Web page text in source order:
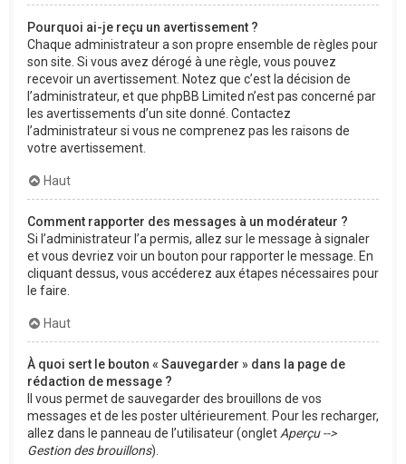
Pourquoi ai-je reçu un avertissement ?
Chaque administrateur a son propre ensemble de règles pour
son site. Si vous avez dérogé à une règle, vous pouvez
recevoir un avertissement. Notez que c’est la décision de
l’administrateur, et que phpBB Limited n’est pas concerné par
les avertissements d’un site donné. Contactez
l’administrateur si vous ne comprenez pas les raisons de
votre avertissement.
Haut
Comment rapporter des messages à un modérateur ?
Si l’administrateur l’a permis, allez sur le message à signaler
et vous devriez voir un bouton pour rapporter le message. En
cliquant dessus, vous accéderez aux étapes nécessaires pour
le faire.
Haut
À quoi sert le bouton « Sauvegarder » dans la page de
rédaction de message ?
Il vous permet de sauvegarder des brouillons de vos
messages et de les poster ultérieurement. Pour les recharger,
allez dans le panneau de l’utilisateur (onglet Aperçu -->
Gestion des brouillons).